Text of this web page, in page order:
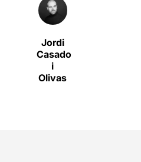
Jordi
Casado
i
Olivas